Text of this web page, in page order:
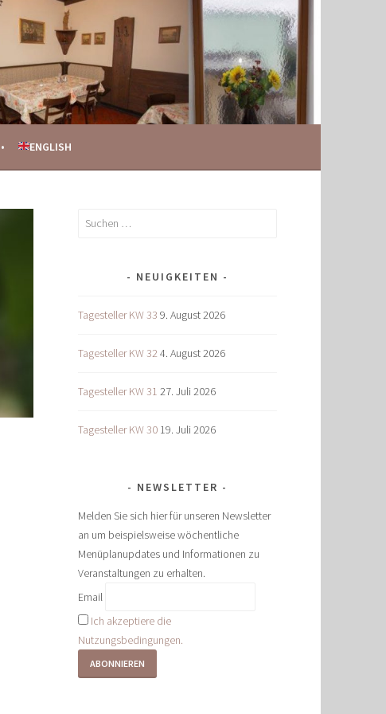
ENGLISH
Suchen
NEUIGKEITEN
Tagesteller KW 33 9. August 2026
Tagesteller KW 324. August 2026
Tagesteller KW 31 27. Juli 2026
Tagesteller KW 30 19. Juli 2026
NEWSLETTER
Melden Sie sich hier für unseren Newsletter
an um beispielsweise wöchentliche
Menüplanupdates und Informationen zu
Veranstaltungen zu erhalten.
Email
Ich akzeptiere die
Nutzungsbedingungen.